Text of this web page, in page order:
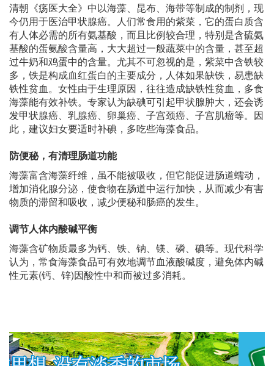
清朝《疡医大全》中以海藻、昆布、海带等制成的制剂，现
今仍用于医治甲状腺癌。人们常食用的紫菜，它的蛋白质含
有人体必需的所有氨基酸，而且比例较合理，特别是含硫氨
基酸的蛋氨酸含量高，大大超过一般蔬菜中的含量，甚至超
过牛奶和鸡蛋中的含量。尤其不可忽视的是，紫菜中含铁较
多，铁是构成血红蛋白的主要成分，人体如果缺铁，易患缺
铁性贫血。女性由于生理原因，往往造成缺铁性贫血，多食
海藻能有效补铁。专家认为缺碘可引起甲状腺肿大，还会诱
发甲状腺癌、乳腺癌、卵巢癌、子宫颈癌、子宫肌瘤等。因
此，建议妇女要适时补碘，多吃些海藻食品。
防便秘，有清理肠道功能
海藻富含海藻纤维，虽不能被吸收，但它能促进肠道蠕动，
增加消化腺分泌，使食物在肠道中运行加快，从而减少有害
物质的滞留和吸收，减少便秘和肠癌的发生。
调节人体内酸碱平衡
海藻含矿物质最多为钙、铁、钠、镁、磷、碘等。现代科学
认为，常食海藻食品可有效地调节血液酸碱度，避免体内碱
性元素(钙、锌)因酸性中和而被过多消耗。